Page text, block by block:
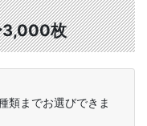
3,000枚
類までお選びできま